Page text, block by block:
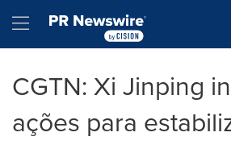
Hamburger menu
CGTN: Xi Jinping
ações para